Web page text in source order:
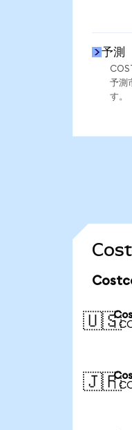
予測
予測
す。
🇺🇸
1
🇯🇵
1